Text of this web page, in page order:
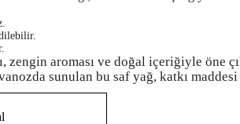
zengin aroması ve doğal içeriğiyle öne
sunulan bu saf yağ, katkı maddesi